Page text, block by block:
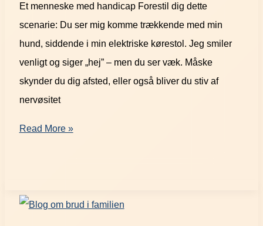
Et menneske med handicap Forestil dig dette
scenarie: Du ser mig komme trækkende med min
hund, siddende i min elektriske kørestol. Jeg smiler
venligt og siger „hej” – men du ser væk. Måske
skynder du dig afsted, eller også bliver du stiv af
nervøsitet
Read More »